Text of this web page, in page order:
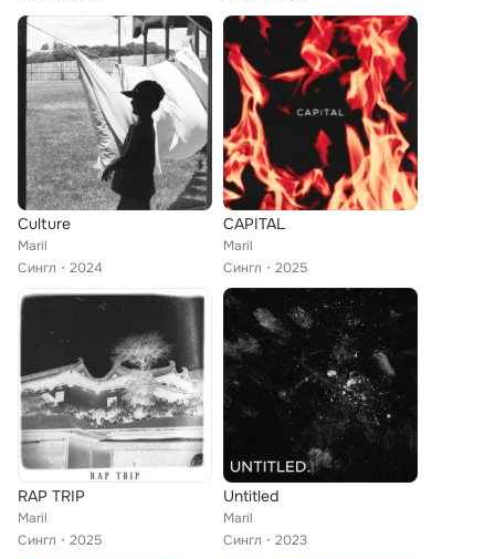
Culture
Maril
Сингл
2024
CAPITAL
Maril
Сингл
2025
RAP TRIP
Maril
Сингл
2025
Untitled
Maril
Сингл
2023